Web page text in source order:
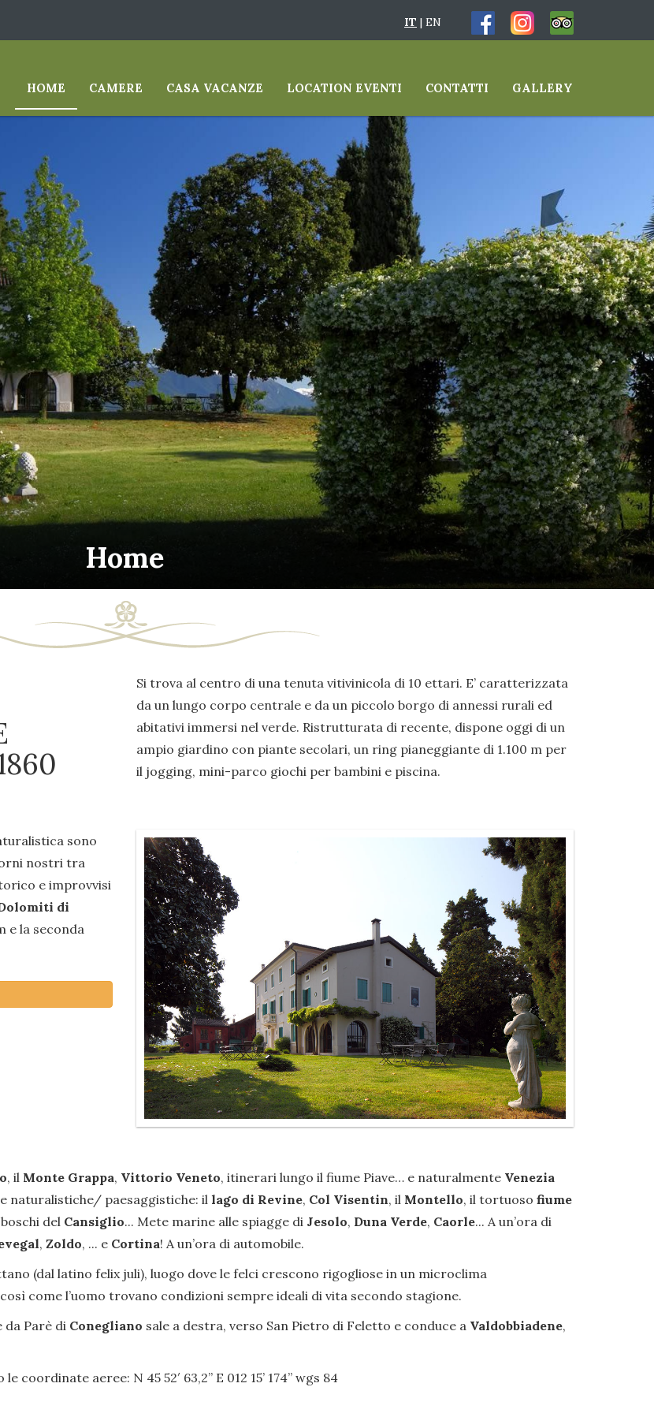
IT | EN
HOME CAMERE CASA VACANZE LOCATION EVENTI CONTATTI GALLERY
Home
Si trova al centro di una tenuta vitivinicola di 10 ettari. E’ caratterizzata
da un lungo corpo centrale e da un piccolo borgo di annessi rurali ed
abitativi immersi nel verde. Ristrutturata di recente, dispone oggi di un
ampio giardino con piante secolari, un ring pianeggiante di 1.100 m per
il jogging, mini-parco giochi per bambini e piscina.
sono
nostri tra
e improvvisi
di
e la seconda
, il Monte Grappa, Vittorio Veneto, itinerari lungo il fiume Piave… e naturalmente Venezia
naturalistiche/ paesaggistiche: il lago di Revine, Col Visentin, il Montello, il tortuoso fiume
del Cansiglio... Mete marine alle spiagge di Jesolo, Duna Verde, Caorle... A un’ora di
, Zoldo, ... e Cortina! A un’ora di automobile.
(dal latino felix juli), luogo dove le felci crescono rigogliose in un microclima
come l’uomo trovano condizioni sempre ideali di vita secondo stagione.
da Parè di Conegliano sale a destra, verso San Pietro di Feletto e conduce a Valdobbiadene,
aeree: N 45 52′ 63,2” E 012 15’ 174’’ wgs 84